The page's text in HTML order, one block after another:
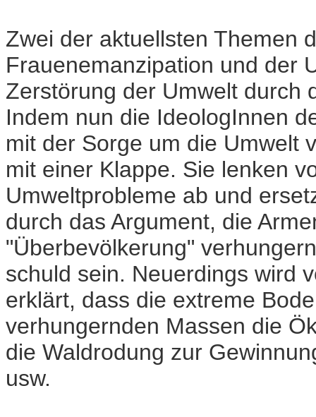
Zwei der aktuellsten Themen
Frauenemanzipation und der
Zerstörung der Umwelt durch
Indem nun die IdeologInnen
mit der Sorge um die Umwelt
mit einer Klappe. Sie lenken
Umweltprobleme ab und
durch das Argument, die
"Überbevölkerung"
schuld sein. Neuerdings wird
erklärt, dass die extreme
verhungernden Massen die
die Waldrodung zur
usw.